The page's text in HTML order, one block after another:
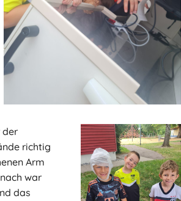
der
richtig
Arm
war
das